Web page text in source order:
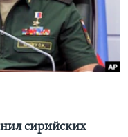
сирийских